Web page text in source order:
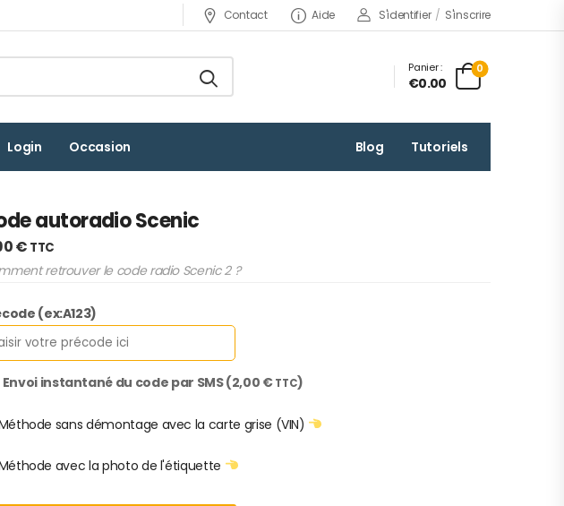
Contact Aide S'identifier / S'inscrire
Panier :
€0.00
0
Login Occasion Blog
Tutoriels
autoradio Scenic
€ TTC
retrouver le code radio Scenic 2 ?
(ex:A123)
Envoi instantané du code par SMS (2,00 € TTC)
sans démontage avec la carte grise (VIN)
avec la photo de l'étiquette